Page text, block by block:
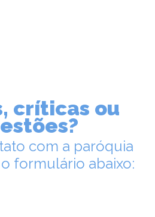
a notícia
críticas ou
com a paróquia
formulário abaixo: